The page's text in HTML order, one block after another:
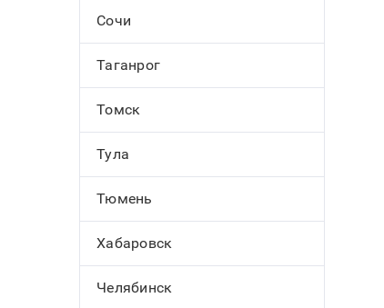
Сочи
Таганрог
Томск
Тула
Тюмень
Хабаровск
Челябинск